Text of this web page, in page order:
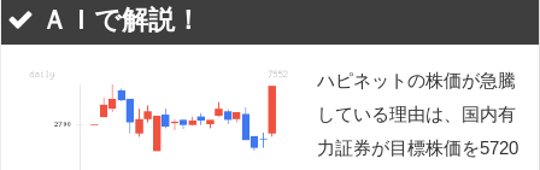
ＡＩで解説！
ハピネットの株価が急騰
している理由は、国内有
力証券が目標株価を5720